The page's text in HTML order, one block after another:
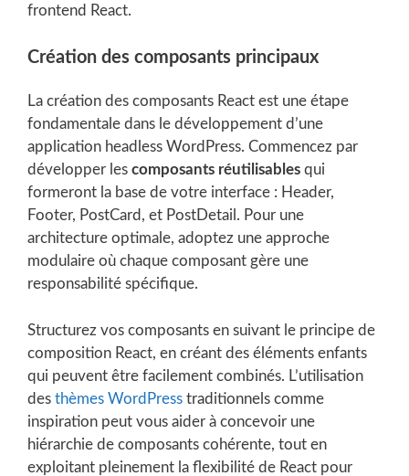
frontend React.
Création des composants principaux
La création des composants React est une étape
fondamentale dans le développement d’une
application headless WordPress. Commencez par
développer les composants réutilisables qui
formeront la base de votre interface : Header,
Footer, PostCard, et PostDetail. Pour une
architecture optimale, adoptez une approche
modulaire où chaque composant gère une
responsabilité spécifique.
Structurez vos composants en suivant le principe de
composition React, en créant des éléments enfants
qui peuvent être facilement combinés. L’utilisation
des thèmes WordPress traditionnels comme
inspiration peut vous aider à concevoir une
hiérarchie de composants cohérente, tout en
exploitant pleinement la flexibilité de React pour